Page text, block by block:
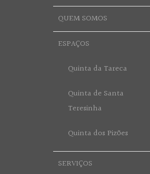
QUEM SOMOS
ESPAÇOS
Quinta da Tareca
Quinta de Santa
Teresinha
Quinta dos Pizões
SERVIÇOS